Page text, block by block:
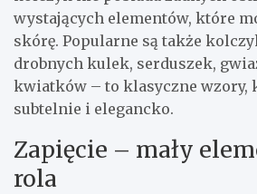
wystających elementów, które
skórę. Popularne są także
drobnych kulek, serduszek,
kwiatków – to klasyczne wzory,
subtelnie i elegancko.
Zapięcie – mały
rola